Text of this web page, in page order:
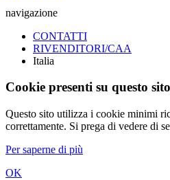
navigazione
CONTATTI
RIVENDITORI/CAA
Italia
Cookie presenti su questo sito
Questo sito utilizza i cookie minimi
correttamente. Si prega di vedere di
Per saperne di più
OK